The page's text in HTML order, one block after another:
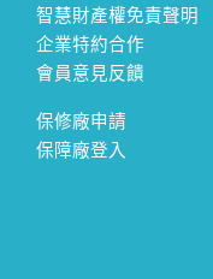
智慧財產權免責聲明
企業特約合作
會員意見反饋
保修廠申請
保障廠登入